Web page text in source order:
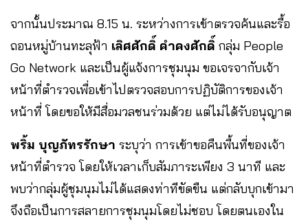
จากนั้นประมาณ 8.15 น. ระหว่างการเข้าตรวจค้นและรื้อ
ถอนหมู่บ้านทะลุฟ้า เลิศศักดิ์ คำคงศักดิ์ กลุ่ม People
Go Network และเป็นผู้แจ้งการชุมนุม ขอเจรจากับเจ้า
หน้าที่ตำรวจเพื่อเข้าไปตรวจสอบการปฏิบัติการของเจ้า
หน้าที่ โดยขอให้มีสื่อมวลชนร่วมด้วย แต่ไม่ได้รับอนุญาต
พริ้ม บุญภัทรรักษา ระบุว่า การเข้าขอคืนพื้นที่ของเจ้า
หน้าที่ตำรวจ โดยให้เวลาเก็บสัมภาระเพียง 3 นาที และ
พบว่ากลุ่มผู้ชุมนุมไม่ได้แสดงท่าทีขัดขืน แต่กลับบุกเข้ามา
จึงถือเป็นการสลายการชุมนุมโดยไม่ชอบ โดยตนเองใน